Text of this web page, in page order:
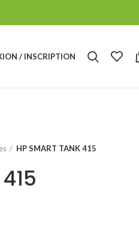
/ INSCRIPTION
HP SMART TANK 415